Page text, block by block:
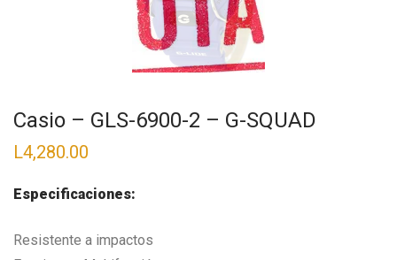
Casio – GLS-6900-2 – G-SQUAD
L4,280.00
Especificaciones:
Resistente a impactos